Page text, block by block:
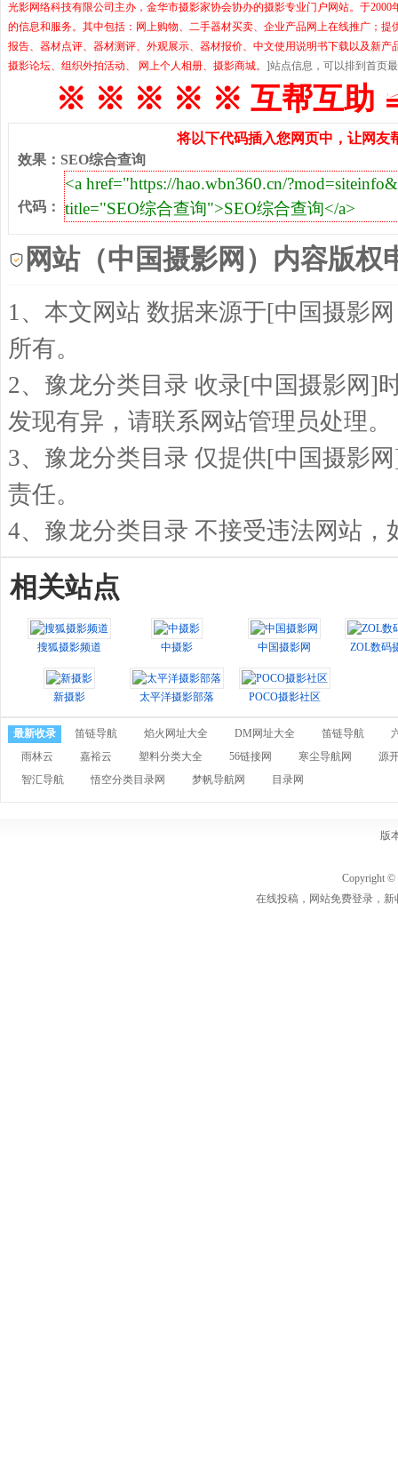
光影网络科技有限公司主办，金华市摄影家协会协办的摄影专业门户网站。于
的信息和服务。其中包括：网上购物、二手器材买卖、企业产品网上在线推广；
报告、器材点评、器材测评、外观展示、器材报价、中文使用说明书下载以及新
摄影论坛、组织外拍活动、 网上个人相册、摄影商城。 ]站点信息，可以排到首页
※ ※ ※ ※ ※ 互帮互助
将以下代码插入您网页中，让网友
效果 ： SEO综合查询
代码 ：
网站（中国摄影网）内容版权
1、本文网站 数据来源于[中国摄影网
所有。
2、豫龙分类目录 收录[中国摄影网]
发现有异，请联系网站管理员处理。
3、豫龙分类目录 仅提供[中国摄影
责任。
4、豫龙分类目录 不接受违法网站
相关站点
搜狐摄影频道 中摄影 中国摄影网 ZOL数码
新摄影 太平洋摄影部落 POCO摄影社区
最新收录 笛链导航 焰火网址大全 DM网址大全 笛链导航
雨林云
嘉裕云 塑料分类大全 56链接网 寒尘导航网
源
智汇导航
悟空分类目录网 梦帆导航网 目录网
版
Copyright ©
在线投稿，网站免费登录，